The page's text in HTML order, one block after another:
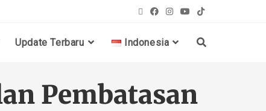
Update Terbaru Indonesia
Pembatasan